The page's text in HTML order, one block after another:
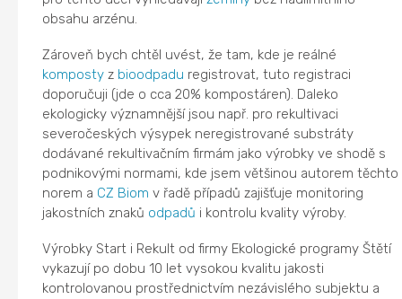
obsahu arzénu.
Zároveň bych chtěl uvést, že tam, kde je reálné
komposty z bioodpadu registrovat, tuto registraci
doporučuji (jde o cca 20% kompostáren). Daleko
ekologicky významnější jsou např. pro rekultivaci
severočeských výsypek neregistrované substráty
dodávané rekultivačním firmám jako výrobky ve shodě s
podnikovými normami, kde jsem většinou autorem těchto
norem a CZ Biom v řadě případů zajišťuje monitoring
jakostních znaků odpadů i kontrolu kvality výroby.
Výrobky Start i Rekult od firmy Ekologické programy Štětí
vykazují po dobu 10 let vysokou kvalitu jakosti
kontrolovanou prostřednictvím nezávislého subjektu a